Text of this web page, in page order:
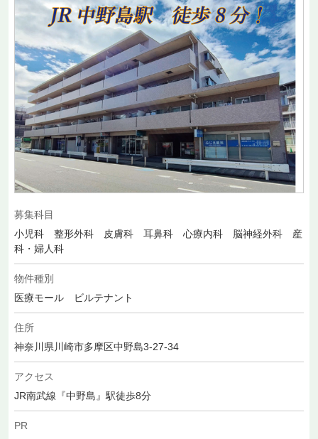
募集科目
小児科 整形外科 皮膚科 耳鼻科 心療内科 脳神経外科 産
科・婦人科
物件種別
医療モール ビルテナント
住所
神奈川県川崎市多摩区中野島3-27-34
アクセス
JR南武線『中野島』駅徒歩8分
PR